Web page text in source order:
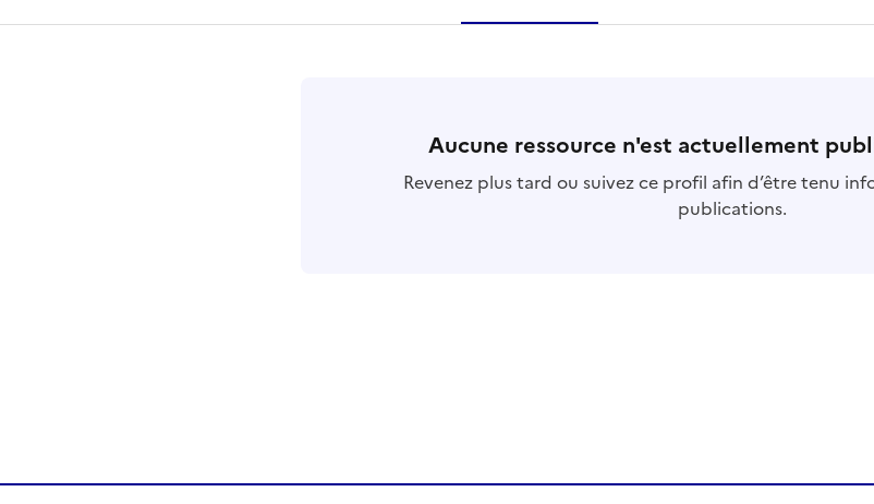
ressources
Aucune ressource n'est actuellement
Revenez plus tard ou suivez ce profil afin d’être tenu
publications.